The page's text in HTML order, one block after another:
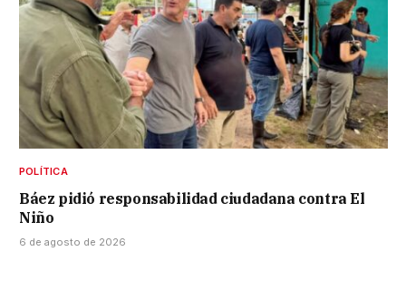
POLÍTICA
Báez pidió responsabilidad ciudadana contra El
Niño
6 de agosto de 2026